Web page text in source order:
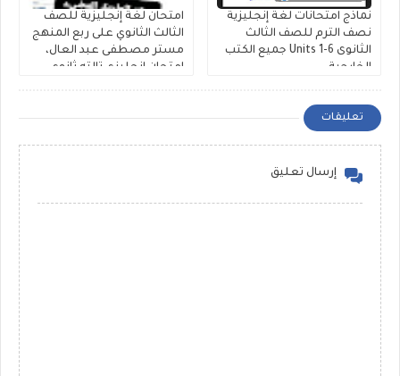
نماذج امتحانات لغة إنجليزية
نصف الترم للصف الثالث
الثانوى Units 1-6 جميع الكتب
الخارجية
امتحان لغة إنجليزية للصف
الثالث الثانوي على ربع المنهج
مستر مصطفى عبد العال،
إمتحان إنجليزي تالته ثانوي
تعليقات
إرسال تعليق